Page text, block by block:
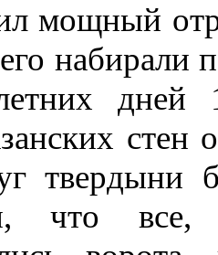
мощный
набирали
дней
стен
твердыни
что